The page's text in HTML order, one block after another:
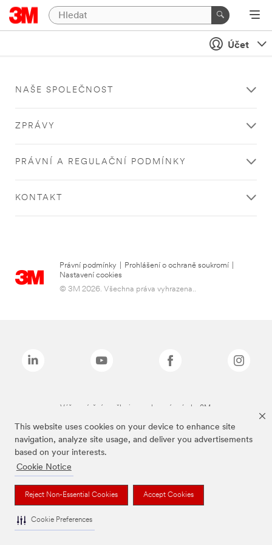
This website uses cookies on your device to enhance site
navigation, analyze site usage, and deliver you advertisements
based on your interests.
Cookie Notice
Reject Non-Essential Cookies Accept Cookies
Cookie Preferences
Účet
NAŠE SPOLEČNOST
ZPRÁVY
PRÁVNÍ A REGULAČNÍ PODMÍNKY
KONTAKT
Právní podmínky Prohlášení o ochraně soukromí
Nastavení cookies
© 3M 2026. Všechna práva vyhrazena..
Výše zmíněné značky jsou ochranné známky 3M.